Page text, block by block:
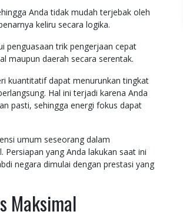
Anda tidak mudah terjebak oleh
keliru secara logika.
penguasaan trik pengerjaan cepat
maupun daerah secara serentak.
kuantitatif dapat menurunkan tingkat
Hal ini terjadi karena Anda
pasti, sehingga energi fokus dapat
umum seseorang dalam
yang Anda lakukan saat ini
negara dimulai dengan prestasi yang
Maksimal